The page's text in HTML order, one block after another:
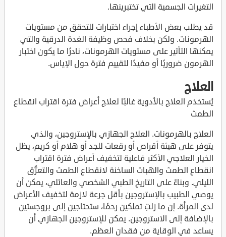
التغيرات الجسمية التي تختبرينها.
قد يطلب بعض الأطباء إجراء اختبارات للتحقق من مستويات
الهرمونات. ولكن بخلاف فحص وظيفة الغدة الدرقية والتي
يمكنها التأثير على مستويات الهرمونات، نادرًا ما يكون اختبار
الهرمون ضروريًا أو مفيدًا لتقييم فترة حول الإياس.
العلاج
يُستخدَم العلاج بالأدوية غالبًا لعلاج أعراض فترة اقتراب انقطاع
الطمث
العلاج بالهرمونات. العلاج الجهازي بالإستروجين، والذي
يتوفر على هيئة أقراص أو رقعات للجد أو هلام أو كريم، يظل
الخيار العلاجي الأكثر فاعلية لتخفيف أعراض فترة اقتراب
انقطاع الطمث والهبات الساخنة لانقطاع الطمث والتعرُّق
الليلي. وبناءً على التاريخ الطبي الشخصي والعائلي، يمكن أن
يوصي الطبيب بالإستروجين بأقل جرعة لازمة لتخفيف الأعراض
لدى المرأة. إن ما زلتِ تملكين رحمًا، ستحتاجين إلى بروجستين
بالإضافة إلى الاستروجين. يمكن للإستروجين الجهازي أن
يساعد في الوقاية من فقدان العظم.